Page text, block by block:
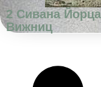
2 Сивана
Вижниц